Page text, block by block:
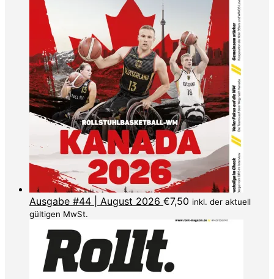
Ausgabe #44 | August 2026 €7,50 inkl. der aktuell
gültigen MwSt.